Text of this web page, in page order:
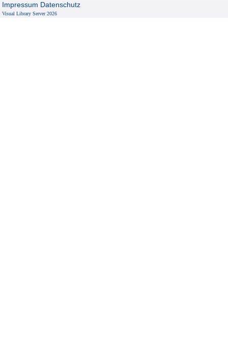
Impressum Datenschutz
Visual Library Server 2026